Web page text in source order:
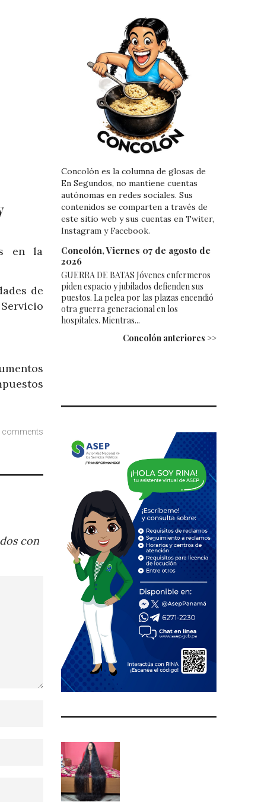
en la
de
comments
con
Concolón es la columna de glosas de
En Segundos, no mantiene cuentas
autónomas en redes sociales. Sus
contenidos se comparten a través de
este sitio web y sus cuentas en Twiter,
Instagram y Facebook.
Concolón, Viernes 07 de agosto de
2026
GUERRA DE BATAS Jóvenes enfermeros
piden espacio y jubilados defienden sus
puestos. La pelea por las plazas encendió
otra guerra generacional en los
hospitales. Mientras...
Concolón anteriores >>